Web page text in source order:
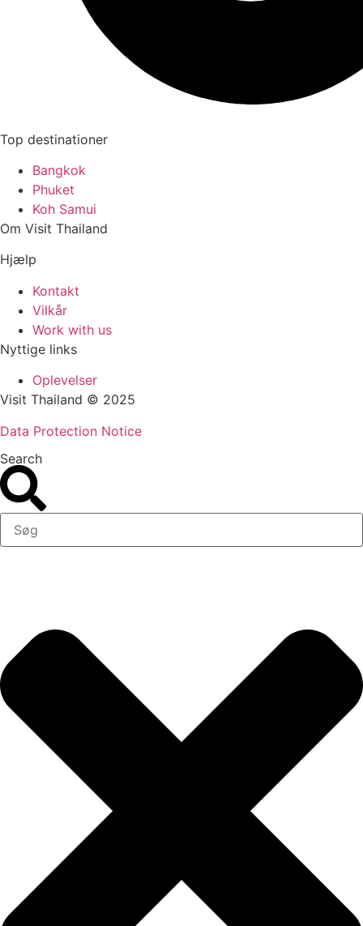
Top destinationer
Bangkok
Phuket
Koh Samui
Om Visit Thailand
Hjælp
Kontakt
Vilkår
Work with us
Nyttige links
Oplevelser
Visit Thailand © 2025
Data Protection Notice
Search